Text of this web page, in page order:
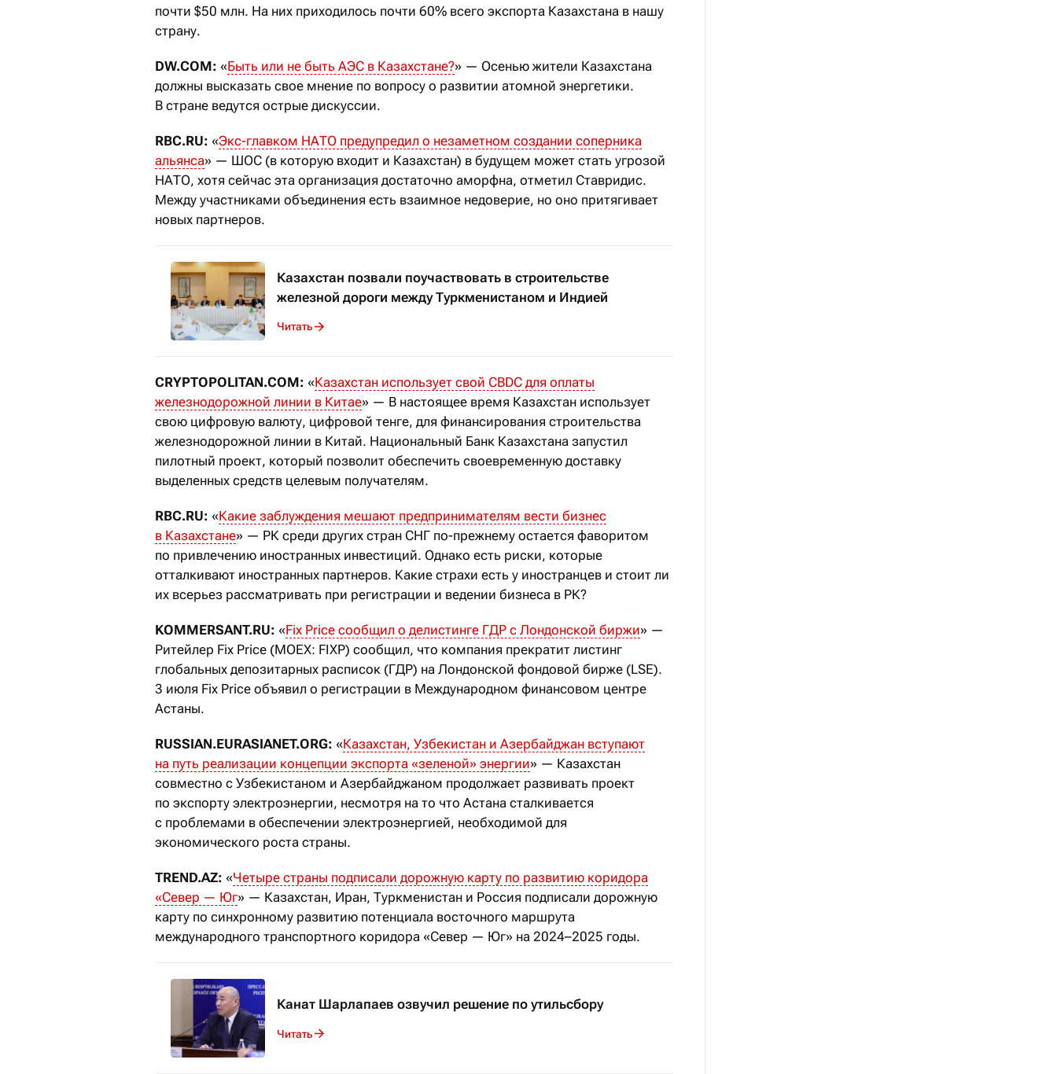
почти $50 млн. На них приходилось почти 60% всего экспорта Казахстана в нашу
страну.
DW.COM: «Быть или не быть АЭС в Казахстане?» — Осенью жители Казахстана
должны высказать свое мнение по вопросу о развитии атомной энергетики.
В стране ведутся острые дискуссии.
RBC.RU: «Экс-главком НАТО предупредил о незаметном создании соперника
альянса» — ШОС (в которую входит и Казахстан) в будущем может стать угрозой
НАТО, хотя сейчас эта организация достаточно аморфна, отметил Ставридис.
Между участниками объединения есть взаимное недоверие, но оно притягивает
новых партнеров.
Казахстан позвали поучаствовать в строительстве
железной дороги между Туркменистаном и Индией
Читать
CRYPTOPOLITAN.COM: «Казахстан использует свой CBDC для оплаты
железнодорожной линии в Китае» — В настоящее время Казахстан использует
свою цифровую валюту, цифровой тенге, для финансирования строительства
железнодорожной линии в Китай. Национальный Банк Казахстана запустил
пилотный проект, который позволит обеспечить своевременную доставку
выделенных средств целевым получателям.
RBC.RU: «Какие заблуждения мешают предпринимателям вести бизнес
в Казахстане» — РК среди других стран СНГ по-прежнему остается фаворитом
по привлечению иностранных инвестиций. Однако есть риски, которые
отталкивают иностранных партнеров. Какие страхи есть у иностранцев и стоит ли
их всерьез рассматривать при регистрации и ведении бизнеса в РК?
KOMMERSANT.RU: «Fix Price сообщил о делистинге ГДР с Лондонской биржи» —
Ритейлер Fix Price (MOEX: FIXP) сообщил, что компания прекратит листинг
глобальных депозитарных расписок (ГДР) на Лондонской фондовой бирже (LSE).
3 июля Fix Price объявил о регистрации в Международном финансовом центре
Астаны.
RUSSIAN.EURASIANET.ORG: «Казахстан, Узбекистан и Азербайджан вступают
на путь реализации концепции экспорта «зеленой» энергии» — Казахстан
совместно с Узбекистаном и Азербайджаном продолжает развивать проект
по экспорту электроэнергии, несмотря на то что Астана сталкивается
с проблемами в обеспечении электроэнергией, необходимой для
экономического роста страны.
TREND.AZ: «Четыре страны подписали дорожную карту по развитию коридора
«Север — Юг» — Казахстан, Иран, Туркменистан и Россия подписали дорожную
карту по синхронному развитию потенциала восточного маршрута
международного транспортного коридора «Север — Юг» на 2024–2025 годы.
Канат Шарлапаев озвучил решение по утильсбору
Читать